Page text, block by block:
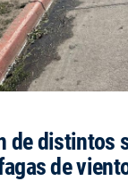
de distintos
de